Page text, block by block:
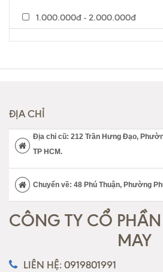
1.000.000đ - 2.000.000đ
2.000.000đ - 5.000.000đ
ĐỊA CHỈ
Địa chỉ cũ: 212 Trần Hưng Đạo,
TP HCM.
Chuyển về: 48 Phú Thuận, Phường
CÔNG TY CỔ
MAY
LIÊN HỆ: 0919801991